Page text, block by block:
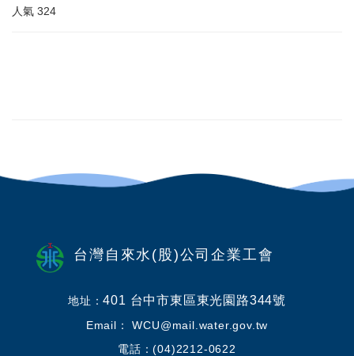
人氣 324
台灣自來水(股)公司企業工會
地址：401 台中市東區東光園路344號
Email： WCU@mail.water.gov.tw
電話：(04)2212-0622